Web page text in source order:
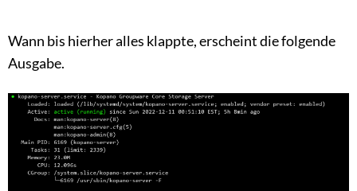
Wann bis hierher alles klappte, erscheint die folgende
Ausgabe.